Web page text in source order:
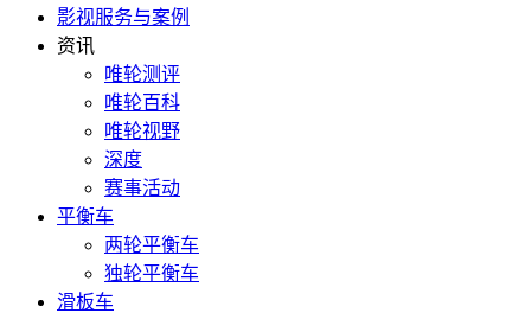
影视服务与案例
资讯
唯轮测评
唯轮百科
唯轮视野
深度
赛事活动
平衡车
两轮平衡车
独轮平衡车
滑板车